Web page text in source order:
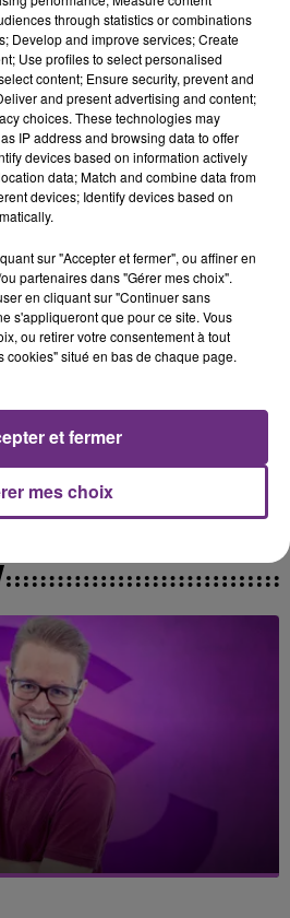
ANOTR & 54 ULTRA
Talk To You
FUGEES
Killing Me Softly (with His
through statistics or combinations
Develop and improve services; Create
Use profiles to select personalised
content; Ensure security, prevent and
and present advertising and content;
choices. These technologies may
IP address and browsing data to offer
devices based on information actively
data; Match and combine data from
devices; Identify devices based on
sur "Accepter et fermer", ou affiner en
partenaires dans "Gérer mes choix".
en cliquant sur "Continuer sans
s'appliqueront que pour ce site. Vous
ou retirer votre consentement à tout
cookies" situé en bas de chaque page.
mes choix
et fermer